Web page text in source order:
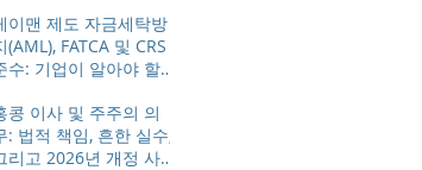
이맨 제도 자금세탁방
(AML), FATCA 및 CRS
수: 기업이 알아야 할
콩 이사 및 주주의 의
: 법적 책임, 흔한 실수,
리고 2026년 개정 사